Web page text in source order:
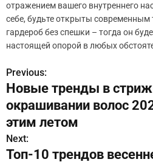
отражением вашего внутреннего
себе, будьте открыты современным
гардероб без спешки – тогда он
настоящей опорой в любых
Н
а
в
и
Previous:
Новые тренды в
окрашивании волос
этим летом
Next:
Топ-10 трендов